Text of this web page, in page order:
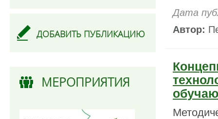
ДОБАВИТЬ ПУБЛИКАЦИЮ
МЕРОПРИЯТИЯ
Дата
Автор: